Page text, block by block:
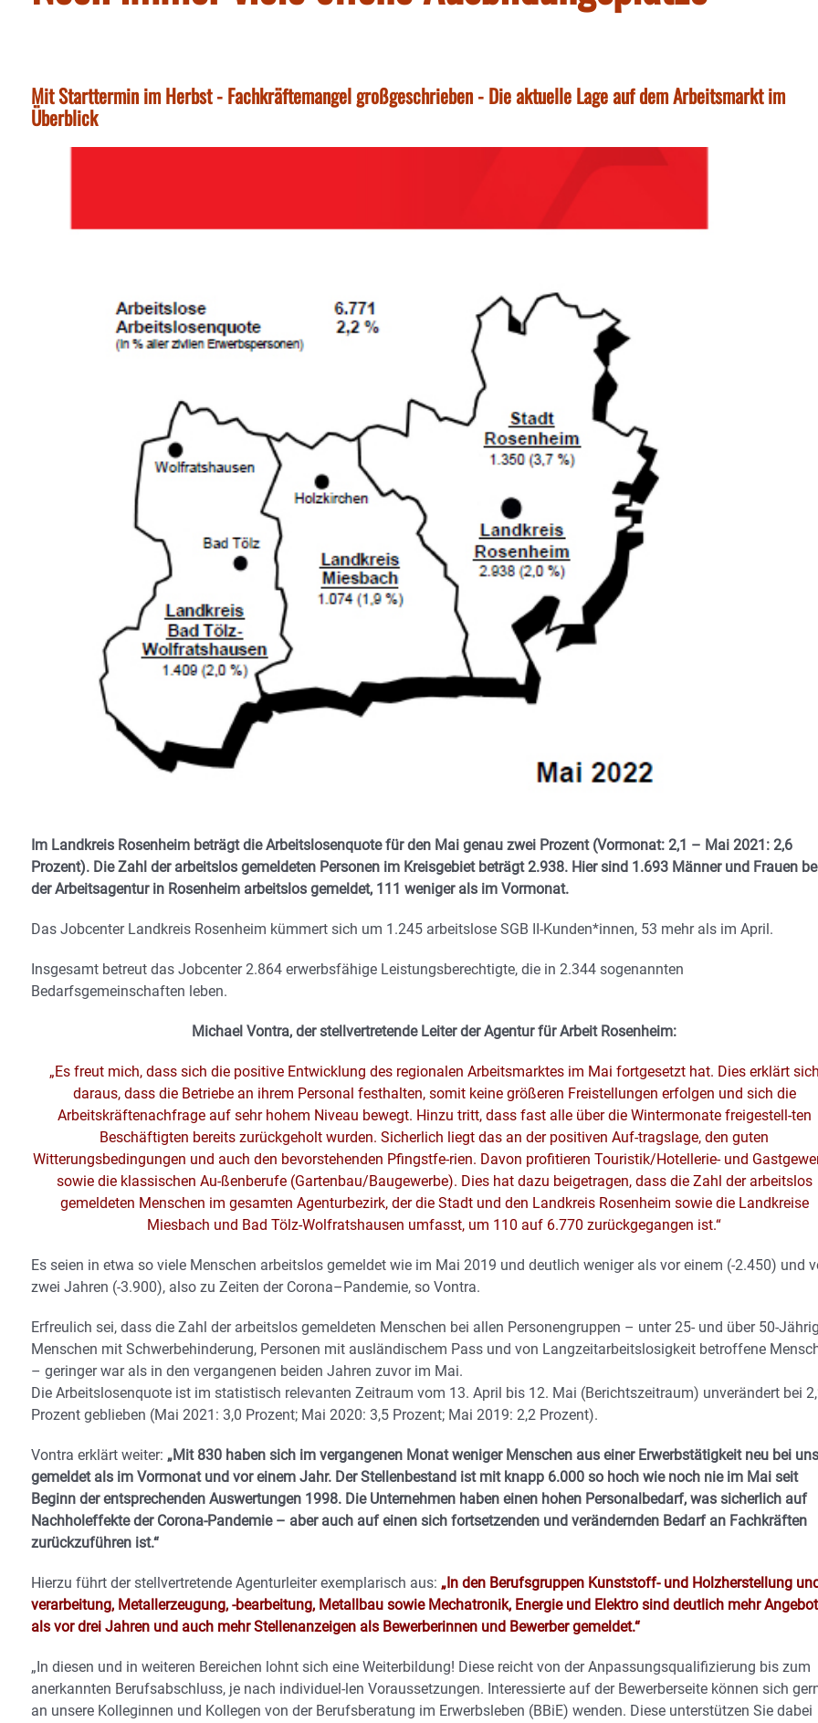
Mit Starttermin im Herbst - Fachkräftemangel großgeschrieben - Die aktuelle Lage auf dem Arbeitsmarkt im
Überblick
Im Landkreis Rosenheim beträgt die Arbeitslosenquote für den Mai genau zwei Prozent (Vormonat: 2,1 – Mai 2021: 2,6
Prozent). Die Zahl der arbeitslos gemeldeten Personen im Kreisgebiet beträgt 2.938. Hier sind 1.693 Männer und Frauen
der Arbeitsagentur in Rosenheim arbeitslos gemeldet, 111 weniger als im Vormonat.
Das Jobcenter Landkreis Rosenheim kümmert sich um 1.245 arbeitslose SGB II-Kunden*innen, 53 mehr als im April.
Insgesamt betreut das Jobcenter 2.864 erwerbsfähige Leistungsberechtigte, die in 2.344 sogenannten
Bedarfsgemeinschaften leben.
Michael Vontra, der stellvertretende Leiter der Agentur für Arbeit Rosenheim:
„Es freut mich, dass sich die positive Entwicklung des regionalen Arbeitsmarktes im Mai fortgesetzt hat. Dies erklärt
daraus, dass die Betriebe an ihrem Personal festhalten, somit keine größeren Freistellungen erfolgen und sich die
Arbeitskräftenachfrage auf sehr hohem Niveau bewegt. Hinzu tritt, dass fast alle über die Wintermonate freigestell-ten
Beschäftigten bereits zurückgeholt wurden. Sicherlich liegt das an der positiven Auf-tragslage, den guten
Witterungsbedingungen und auch den bevorstehenden Pfingstfe-rien. Davon profitieren Touristik/Hotellerie- und
sowie die klassischen Au-ßenberufe (Gartenbau/Baugewerbe). Dies hat dazu beigetragen, dass die Zahl der arbeitslos
gemeldeten Menschen im gesamten Agenturbezirk, der die Stadt und den Landkreis Rosenheim sowie die Landkreise
Miesbach und Bad Tölz-Wolfratshausen umfasst, um 110 auf 6.770 zurückgegangen ist.“
Es seien in etwa so viele Menschen arbeitslos gemeldet wie im Mai 2019 und deutlich weniger als vor einem (-2.450) und
zwei Jahren (-3.900), also zu Zeiten der Corona–Pandemie, so Vontra.
Erfreulich sei, dass die Zahl der arbeitslos gemeldeten Menschen bei allen Personengruppen – unter 25- und über 50-
Menschen mit Schwerbehinderung, Personen mit ausländischem Pass und von Langzeitarbeitslosigkeit betroffene
– geringer war als in den vergangenen beiden Jahren zuvor im Mai.
Die Arbeitslosenquote ist im statistisch relevanten Zeitraum vom 13. April bis 12. Mai (Berichtszeitraum) unverändert bei
Prozent geblieben (Mai 2021: 3,0 Prozent; Mai 2020: 3,5 Prozent; Mai 2019: 2,2 Prozent).
Vontra erklärt weiter: „Mit 830 haben sich im vergangenen Monat weniger Menschen aus einer Erwerbstätigkeit neu bei uns
gemeldet als im Vormonat und vor einem Jahr. Der Stellenbestand ist mit knapp 6.000 so hoch wie noch nie im Mai seit
Beginn der entsprechenden Auswertungen 1998. Die Unternehmen haben einen hohen Personalbedarf, was sicherlich auf
Nachholeffekte der Corona-Pandemie – aber auch auf einen sich fortsetzenden und verändernden Bedarf an Fachkräften
zurückzuführen ist.“
Hierzu führt der stellvertretende Agenturleiter exemplarisch aus: „In den Berufsgruppen Kunststoff- und Holzherstellung
verarbeitung, Metallerzeugung, -bearbeitung, Metallbau sowie Mechatronik, Energie und Elektro sind deutlich mehr
als vor drei Jahren und auch mehr Stellenanzeigen als Bewerberinnen und Bewerber gemeldet.“
„In diesen und in weiteren Bereichen lohnt sich eine Weiterbildung! Diese reicht von der Anpassungsqualifizierung bis zum
anerkannten Berufsabschluss, je nach individuel-len Voraussetzungen. Interessierte auf der Bewerberseite können sich
an unsere Kolleginnen und Kollegen von der Berufsberatung im Erwerbsleben (BBiE) wenden. Diese unterstützen Sie dabei